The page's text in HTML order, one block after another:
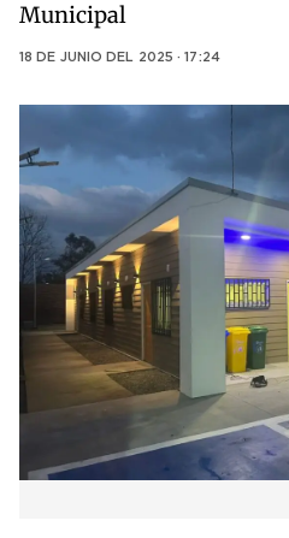
Municipal
18 DE JUNIO DEL 2025 · 17:24